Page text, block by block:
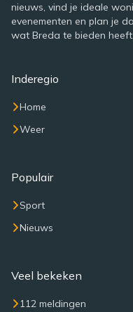
nieuws, vind je ideale
evenementen en plan je
wat Breda te bieden
Inderegio
Home
Weer
Populair
Sport
Nieuws
Veel bekeken
112 meldingen